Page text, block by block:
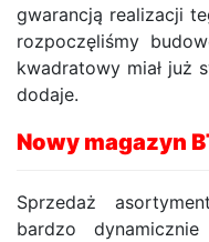
gwarancją realizacji
rozpoczęliśmy
kwadratowy miał już
dodaje.
Nowy magazyn
Sprzedaż
bardzo